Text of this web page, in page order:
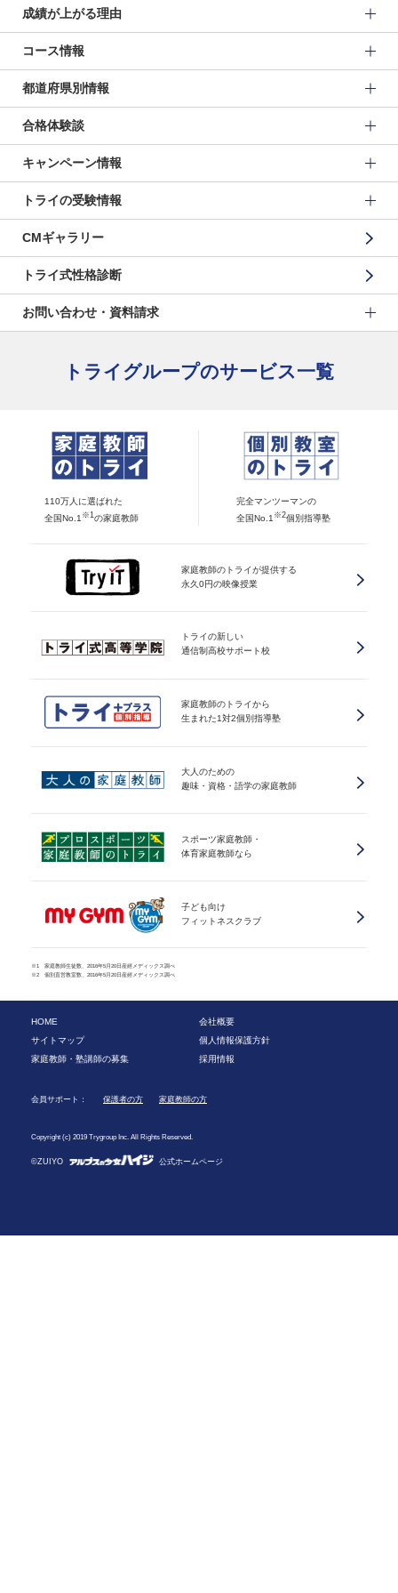
成績が上がる理由
コース情報
都道府県別情報
合格体験談
キャンペーン情報
トライの受験情報
CMギャラリー
トライ式性格診断
お問い合わせ・資料請求
トライグループのサービス一覧
110万人に選ばれた
全国No.1 ※1 の家庭教師
完全マンツーマンの
全国No.1 ※2個別指導塾
家庭教師のトライが提供する
永久0円の映像授業
トライの新しい
通信制高校サポート校
家庭教師のトライから
生まれた1対2個別指導塾
大人のための
趣味・資格・語学の家庭教師
スポーツ家庭教師・
体育家庭教師なら
子ども向け
フィットネスクラブ
※1 家庭教師生徒数、2016年5月20日産經メディックス調べ
※2 個別直営教室数、2016年5月20日産經メディックス調べ
HOME
会社概要
サイトマップ
個人情報保護方針
家庭教師・塾講師の募集
採用情報
会員サポート： 保護者の方 家庭教師の方
Copyright (c) 2019 Trygroup Inc. All Rights Reserved.
©ZUIYO 公式ホームページ